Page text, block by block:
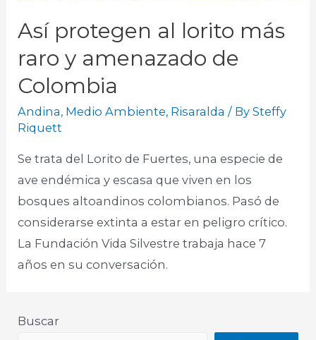
Así protegen al lorito más
raro y amenazado de
Colombia
Andina, Medio Ambiente, Risaralda / BySteffy
Riquett
Se trata del Lorito de Fuertes, una especie de
ave endémica y escasa que viven en los
bosques altoandinos colombianos. Pasó de
considerarse extinta a estar en peligro crítico.
La Fundación Vida Silvestre trabaja hace 7
años en su conversación.
Buscar